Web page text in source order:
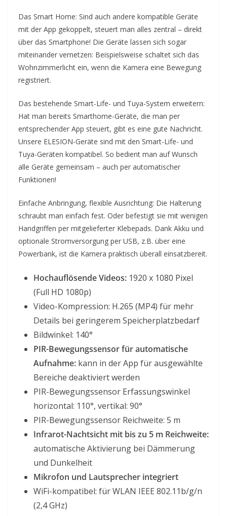
Das Smart Home: Sind auch andere kompatible Geräte
mit der App gekoppelt, steuert man alles zentral – direkt
über das Smartphone! Die Geräte lassen sich sogar
miteinander vernetzen: Beispielsweise schaltet sich das
Wohnzimmerlicht ein, wenn die Kamera eine Bewegung
registriert.
Das bestehende Smart-Life- und Tuya-System erweitern:
Hat man bereits Smarthome-Geräte, die man per
entsprechender App steuert, gibt es eine gute Nachricht.
Unsere ELESION-Geräte sind mit den Smart-Life- und
Tuya-Geräten kompatibel. So bedient man auf Wunsch
alle Geräte gemeinsam – auch per automatischer
Funktionen!
Einfache Anbringung, flexible Ausrichtung: Die Halterung
schraubt man einfach fest. Oder befestigt sie mit wenigen
Handgriffen per mitgelieferter Klebepads. Dank Akku und
optionale Stromversorgung per USB, z.B. über eine
Powerbank, ist die Kamera praktisch überall einsatzbereit.
Hochauflösende Videos: 1920 x 1080 Pixel
(Full HD 1080p)
Video-Kompression: H.265 (MP4) für mehr
Details bei geringerem Speicherplatzbedarf
Bildwinkel: 140°
PIR-Bewegungssensor für automatische
Aufnahme: kann in der App für ausgewählte
Bereiche deaktiviert werden
PIR-Bewegungssensor Erfassungswinkel
horizontal: 110°, vertikal: 90°
PIR-Bewegungssensor Reichweite: 5 m
Infrarot-Nachtsicht mit bis zu 5 m Reichweite:
automatische Aktivierung bei Dämmerung
und Dunkelheit
Mikrofon und Lautsprecher integriert
WiFi-kompatibel: für WLAN IEEE 802.11b/g/n
(2,4 GHz)